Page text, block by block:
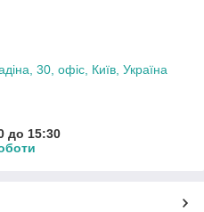
30, офіс, Київ, Україна
до 15:30